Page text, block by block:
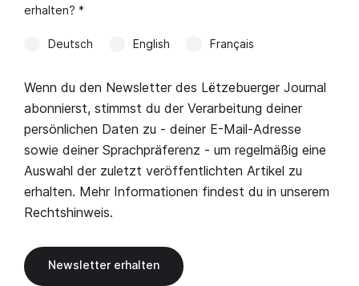
erhalten? *
Deutsch English Français
Wenn du den Newsletter des Lëtzebuerger Journal
abonnierst, stimmst du der Verarbeitung deiner
persönlichen Daten zu - deiner E-Mail-Adresse
sowie deiner Sprachpräferenz - um regelmäßig eine
Auswahl der zuletzt veröffentlichten Artikel zu
erhalten. Mehr Informationen findest du in unserem
Rechtshinweis.